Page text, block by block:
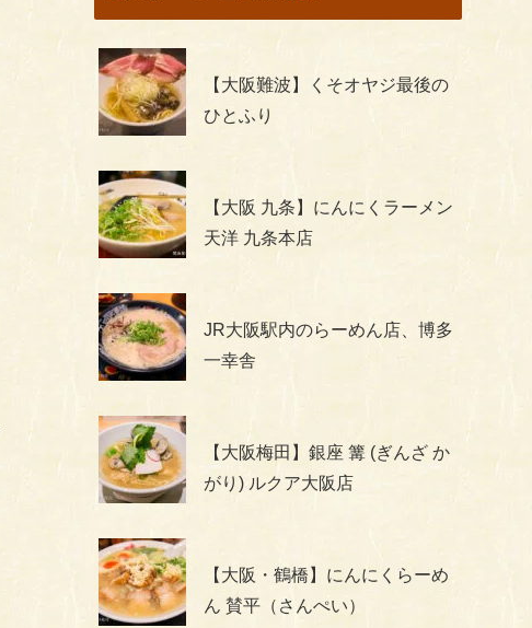
【大阪難波】くそオヤジ最後の
ひとふり
【大阪 九条】にんにくラーメン
天洋 九条本店
JR大阪駅内のらーめん店、博多
一幸舎
【大阪梅田】銀座 篝 (ぎんざ か
がり) ルクア大阪店
【大阪・鶴橋】にんにくらーめ
ん 賛平（さんぺい）